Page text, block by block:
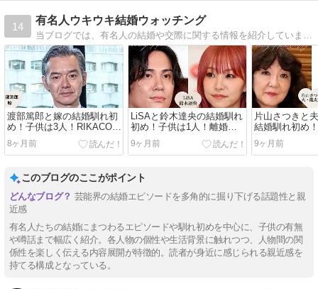
14
有名人ウキウキ結婚ウォッチング
渡部篤郎と嫁の結婚馴れ初
め！子供は3人！RIKACOと
の離婚理由は？
8ヶ月前
LiSAと鈴木達央の結婚馴れ
初め！子供は1人！離婚や
不倫など噂話は？
9ヶ月前
片山さつきと
結婚馴れ初め
い！舛添要一
は？
9ヶ月前
このブログのここがポイント
芸能界の結婚エピソードを多角的に掘り下げる話題性と親
近感
有名人たちの結婚にまつわるエピソードや馴れ初めを中心に、子供の有無
や噂話まで幅広く紹介。各人物の個性や生活背景に触れつつ、人物間の関
係性を楽しく伝える内容展開が特徴的。読者が身近に感じられる親近感を
持てる構成となっている。